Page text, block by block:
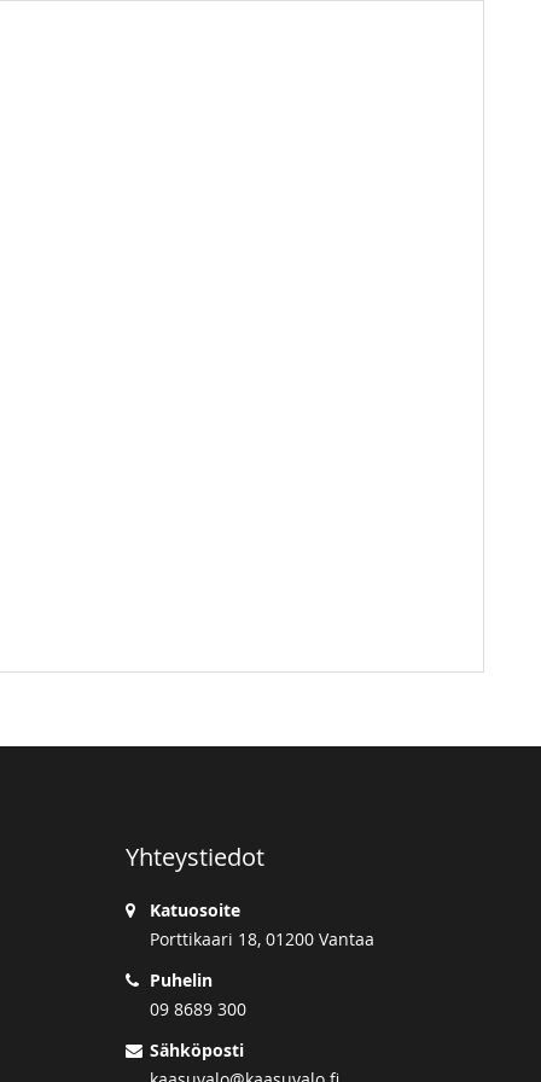
Yhteystiedot
Katuosoite
Porttikaari 18, 01200 Vantaa
Puhelin
09 8689 300
Sähköposti